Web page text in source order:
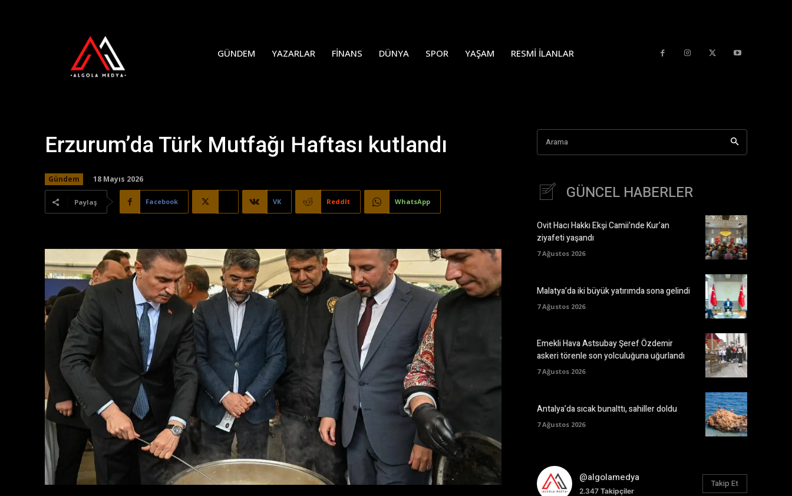
GÜNDEM YAZARLAR FINANS DÜNYA SPOR YAŞAM RESMI İLANLAR
Erzurum’da Türk Mutfağı Haftası kutlandı
Gündem 18 Mayıs 2026
Paylaş Facebook VK ReddIt WhatsApp
Arama
GÜNCEL HABERLER
Ovit Hacı Hakkı Ekşi Camii’nde Kur’an
ziyafeti yaşandı
7 Ağustos 2026
Malatya’da iki büyük yatırımda sona gelindi
7 Ağustos 2026
Emekli Hava Astsubay Şeref Özdemir
askeri törenle son yolculuğuna uğurlandı
7 Ağustos 2026
Antalya’da sıcak bunalttı, sahiller doldu
7 Ağustos 2026
@algolamedya
2.347Takipçiler
Takip Et